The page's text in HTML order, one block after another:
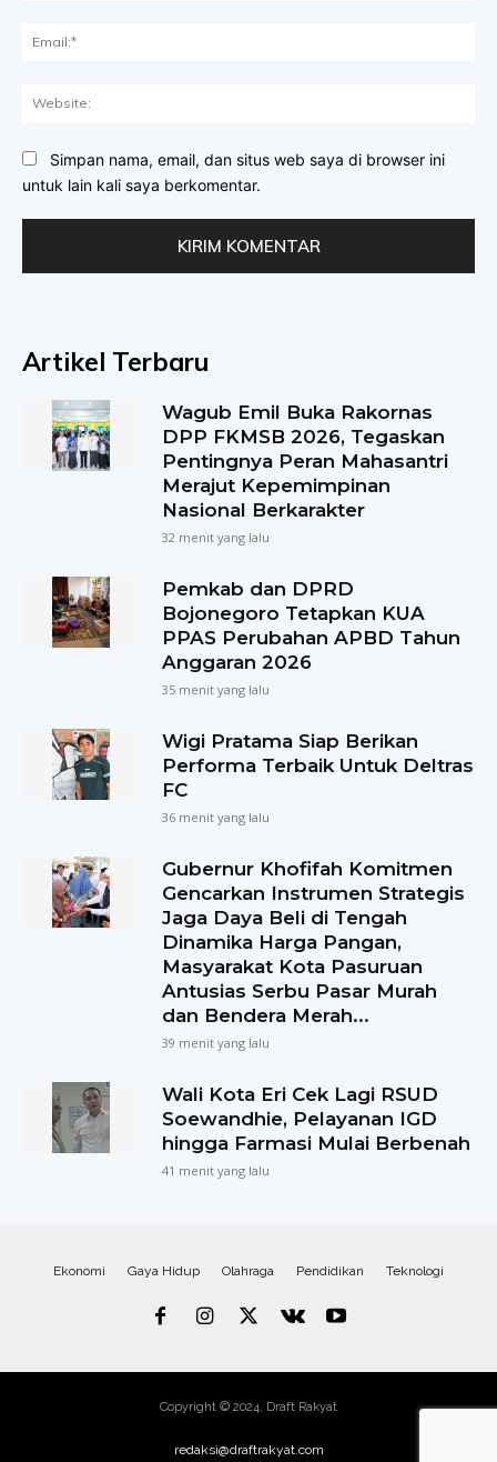
Simpan nama, email, dan situs web saya di browser ini
untuk lain kali saya berkomentar.
Artikel Terbaru
Wagub Emil Buka Rakornas
DPP FKMSB 2026, Tegaskan
Pentingnya Peran Mahasantri
Merajut Kepemimpinan
Nasional Berkarakter
32 menit yang lalu
Pemkab dan DPRD
Bojonegoro Tetapkan KUA
PPAS Perubahan APBD Tahun
Anggaran 2026
35 menit yang lalu
Wigi Pratama Siap Berikan
Performa Terbaik Untuk Deltras
FC
36 menit yang lalu
Gubernur Khofifah Komitmen
Gencarkan Instrumen Strategis
Jaga Daya Beli di Tengah
Dinamika Harga Pangan,
Masyarakat Kota Pasuruan
Antusias Serbu Pasar Murah
dan Bendera Merah...
39 menit yang lalu
Wali Kota Eri Cek Lagi RSUD
Soewandhie, Pelayanan IGD
hingga Farmasi Mulai Berbenah
41 menit yang lalu
Ekonomi Gaya Hidup Olahraga Pendidikan Teknologi
Copyright © 2024, Draft Rakyat
redaksi@draftrakyat.com